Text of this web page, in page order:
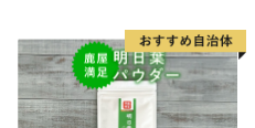
A リコピン トマト 国産 静岡
県産 袋井市産 食材